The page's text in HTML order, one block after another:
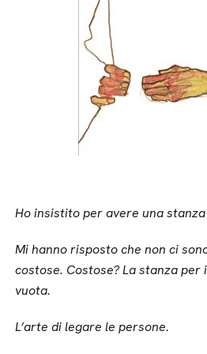
Ho insistito per avere una
Mi hanno risposto che non ci
costose. Costose? La stanza per
vuota.
L’arte di legare le persone.